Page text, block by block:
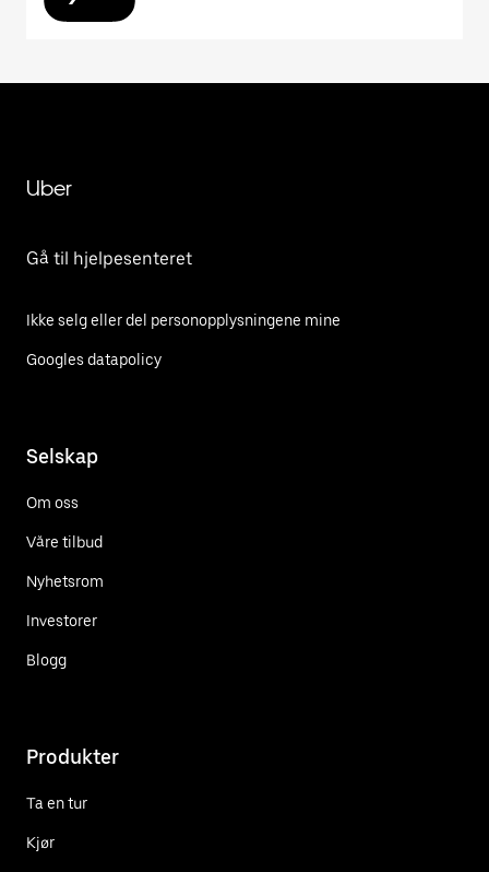
Uber
Gå til hjelpesenteret
Ikke selg eller del personopplysningene mine
Googles datapolicy
Selskap
Om oss
Våre tilbud
Nyhetsrom
Investorer
Blogg
Produkter
Ta en tur
Kjør